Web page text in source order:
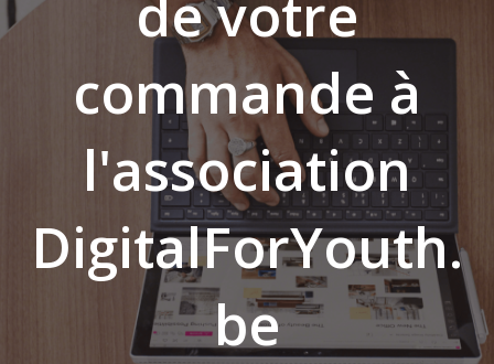
de votre
commande à
l'association
DigitalForYouth.
be